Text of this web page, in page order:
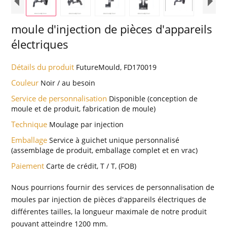
moule d'injection de pièces d'appareils
électriques
Détails du produit FutureMould, FD170019
Couleur Noir / au besoin
Service de personnalisation Disponible (conception de
moule et de produit, fabrication de moule)
Technique Moulage par injection
EmballageService à guichet unique personnalisé
(assemblage de produit, emballage complet et en vrac)
PaiementCarte de crédit, T / T, (FOB)
Nous pourrions fournir des services de personnalisation de
moules par injection de pièces d'appareils électriques de
différentes tailles, la longueur maximale de notre produit
pouvant atteindre 1200 mm.